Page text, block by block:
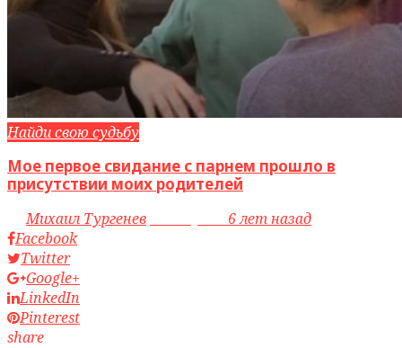
Найди свою судьбу
Мое первое свидание с парнем прошло в
присутствии моих родителей
byМихаил Тургенев
6 лет назад
Facebook
Twitter
Google+
LinkedIn
Pinterest
share